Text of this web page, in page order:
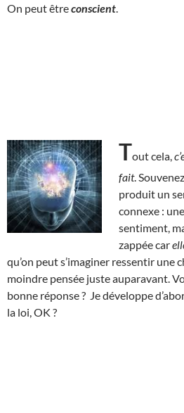
On peut êtreconscient
Tout cela,
fait.
produit un
connexe :
sentiment,
zappée car
qu’on peut s’imaginer ressentir une
moindre pensée juste auparavant.
bonne réponse ? Je développe
la loi, OK ?